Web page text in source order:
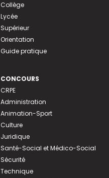
Collège
Lycée
Supérieur
Orientation
Guide pratique
CONCOURS
CRPE
Administration
Animation-Sport
Culture
Juridique
Santé-Social et Médico-Social
Sécurité
Technique